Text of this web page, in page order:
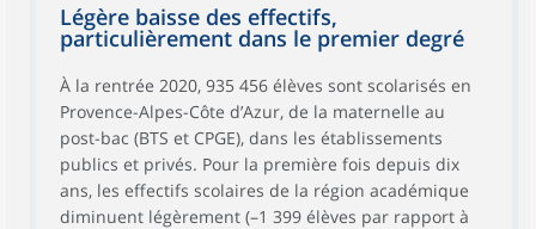
Légère baisse des effectifs,
particulièrement dans le premier degré
À la rentrée 2020, 935 456 élèves sont scolarisés en
Provence-Alpes-Côte d’Azur, de la maternelle au
post-bac (BTS et CPGE), dans les établissements
publics et privés. Pour la première fois depuis dix
ans, les effectifs scolaires de la région académique
diminuent légèrement (–1 399 élèves par rapport à